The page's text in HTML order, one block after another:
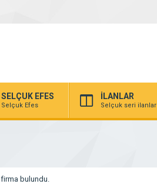
SELÇUK EFES
Selçuk Efes
İLANLAR
Selçuk seri ilanlar
firma bulundu.